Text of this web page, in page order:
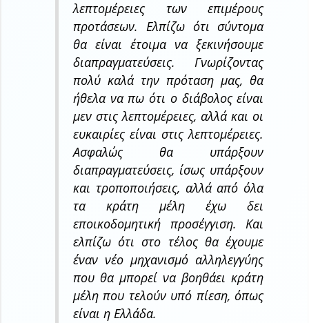
λεπτομέρειες των επιμέρους
προτάσεων. Ελπίζω ότι σύντομα
θα είναι έτοιμα να ξεκινήσουμε
διαπραγματεύσεις. Γνωρίζοντας
πολύ καλά την πρόταση μας, θα
ήθελα να πω ότι ο διάβολος είναι
μεν στις λεπτομέρειες, αλλά και οι
ευκαιρίες είναι στις λεπτομέρειες.
Ασφαλώς θα υπάρξουν
διαπραγματεύσεις, ίσως υπάρξουν
και τροποποιήσεις, αλλά από όλα
τα κράτη μέλη έχω δει
εποικοδομητική προσέγγιση. Και
ελπίζω ότι στο τέλος θα έχουμε
έναν νέο μηχανισμό αλληλεγγύης
που θα μπορεί να βοηθάει κράτη
μέλη που τελούν υπό πίεση, όπως
είναι η Ελλάδα.